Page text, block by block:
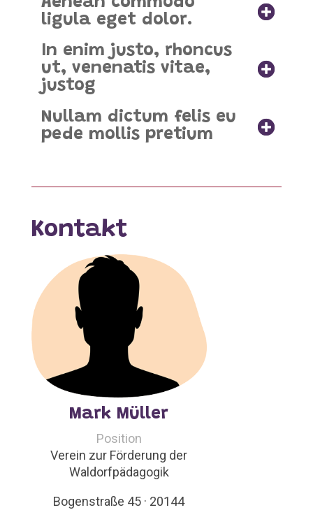
ligula eget dolor.
In enim justo, rhoncus
ut, venenatis vitae,
justog
Nullam dictum felis eu
pede mollis pretium
Kontakt
Mark Müller
Position
Verein zur Förderung der
Waldorfpädagogik
Bogenstraße 45 · 20144